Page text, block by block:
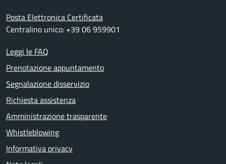
Posta Elettronica Certificata
Centralino unico: +39 06 959901
Leggi le FAQ
Prenotazione appuntamento
Segnalazione disservizio
Richiesta assistenza
Amministrazione trasparente
Whistleblowing
Informativa privacy